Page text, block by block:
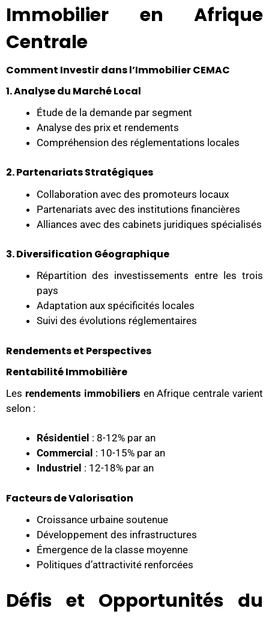
Immobilier en Afrique
Centrale
Comment Investir dans l’Immobilier CEMAC
1. Analyse du Marché Local
Étude de la demande par segment
Analyse des prix et rendements
Compréhension des réglementations locales
2. Partenariats Stratégiques
Collaboration avec des promoteurs locaux
Partenariats avec des institutions financières
Alliances avec des cabinets juridiques spécialisés
3. Diversification Géographique
Répartition des investissements entre les trois
pays
Adaptation aux spécificités locales
Suivi des évolutions réglementaires
Rendements et Perspectives
Rentabilité Immobilière
Les rendements immobiliers en Afrique centrale varient
selon :
Résidentiel : 8-12% par an
Commercial : 10-15% par an
Industriel : 12-18% par an
Facteurs de Valorisation
Croissance urbaine soutenue
Développement des infrastructures
Émergence de la classe moyenne
Politiques d’attractivité renforcées
Défis et Opportunités du